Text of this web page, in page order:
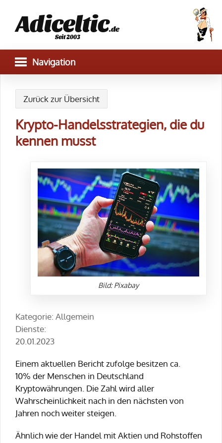
Adiceltic.de
Seit 2003
Zurück zur Übersicht
Krypto-Handelsstrategien, die du
kennen musst
Bild: Pixabay
Kategorie: Allgemein
Dienste:
20.01.2023
Einem aktuellen Bericht zufolge besitzen ca.
10% der Menschen in Deutschland
Kryptowährungen. Die Zahl wird aller
Wahrscheinlichkeit nach in den nächsten von
Jahren noch weiter steigen.
Ähnlich wie der Handel mit Aktien und Rohstoffen